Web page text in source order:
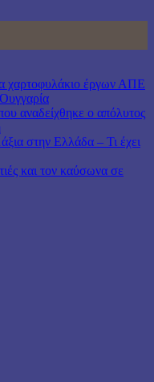
χαρτοφυλάκιο έργων ΑΠΕ
αναδείχθηκε ο απόλυτος
στην Ελλάδα – Τι έχει
και τον καύσωνα σε